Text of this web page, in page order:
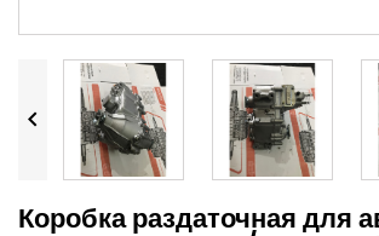

Коробка раздаточная для